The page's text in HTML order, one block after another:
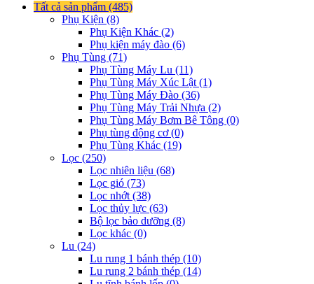
Tất cả sản phẩm (485)
Phụ Kiện (8)
Phụ Kiện Khác (2)
Phụ kiện máy đào (6)
Phụ Tùng (71)
Phụ Tùng Máy Lu (11)
Phụ Tùng Máy Xúc Lật (1)
Phụ Tùng Máy Đào (36)
Phụ Tùng Máy Trải Nhựa (2)
Phụ Tùng Máy Bơm Bê Tông (0)
Phụ tùng động cơ (0)
Phụ Tùng Khác (19)
Lọc (250)
Lọc nhiên liệu (68)
Lọc gió (73)
Lọc nhớt (38)
Lọc thủy lực (63)
Bộ lọc bảo dưỡng (8)
Lọc khác (0)
Lu (24)
Lu rung 1 bánh thép (10)
Lu rung 2 bánh thép (14)